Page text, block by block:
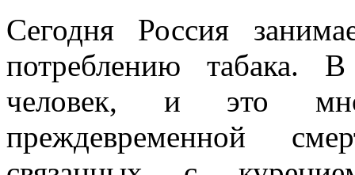
Сегодня Россия
потреблению табака.
человек, и это
преждевременной